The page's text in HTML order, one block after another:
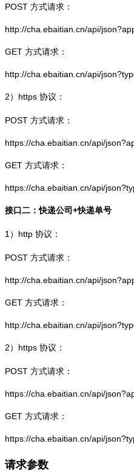
POST 方式请求：
http://cha.ebaitian.cn/api/
GET 方式请求：
http://cha.ebaitian.cn/api/
2） https 协议：
POST 方式请求：
https://cha.ebaitian.cn/api/
GET 方式请求：
https://cha.ebaitian.cn/api/
接口二：快递公司+快递单号
1） http 协议：
POST 方式请求：
http://cha.ebaitian.cn/api/
GET 方式请求：
http://cha.ebaitian.cn/api/
2） https 协议：
POST 方式请求：
https://cha.ebaitian.cn/api/
GET 方式请求：
https://cha.ebaitian.cn/api/
请求参数